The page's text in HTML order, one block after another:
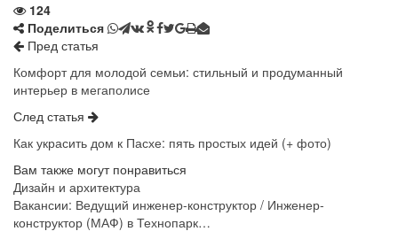
124
Поделиться
Пред статья
Комфорт для молодой семьи: стильный и продуманный
интерьер в мегаполисе
След статья
Как украсить дом к Пасхе: пять простых идей (+ фото)
Вам также могут понравиться
Дизайн и архитектура
Вакансии: Ведущий инженер-конструктор / Инженер-
конструктор (МАФ) в Технопарк…